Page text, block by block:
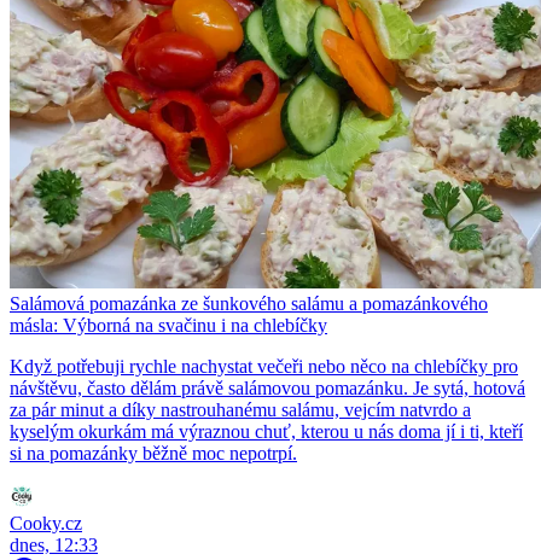
Salámová pomazánka ze šunkového salámu a pomazánkového
másla: Výborná na svačinu i na chlebíčky
Když potřebuji rychle nachystat večeři nebo něco na chlebíčky pro
návštěvu, často dělám právě salámovou pomazánku. Je sytá, hotová
za pár minut a díky nastrouhanému salámu, vejcím natvrdo a
kyselým okurkám má výraznou chuť, kterou u nás doma jí i ti, kteří
si na pomazánky běžně moc nepotrpí.
Cooky.cz
dnes, 12:33